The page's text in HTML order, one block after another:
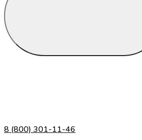
8 (800) 301-11-46